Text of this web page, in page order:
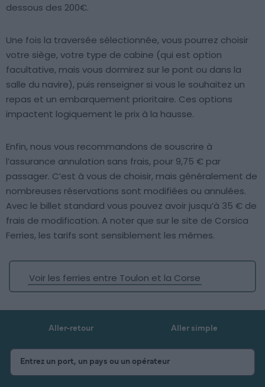
dessous des 200€.
Une fois la traversée sélectionnée, vous pourrez choisir
votre siège, votre type de cabine (qui est option
facultative, mais vous dormirez sur le pont ou dans la
salle du navire), puis renseigner si vous le souhaitez un
repas et un embarquement prioritaire. Ces options
impactent logiquement le prix à la hausse.
Enfin, nous vous recommandons de souscrire à
l’assurance annulation sans frais, pour 9,75 € par
passager. C’est à vous de choisir, mais généralement de
nombreuses réservations sont modifiées ou annulées.
Avec le billet standard vous pouvez avoir jusqu’à 35 € de
frais de modification. A noter que sur le site de Corsica
Ferries, les tarifs sont sensiblement les mêmes.
Voir les ferries entre Toulon et la Corse